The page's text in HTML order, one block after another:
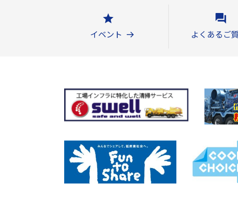
イベント よくあるご